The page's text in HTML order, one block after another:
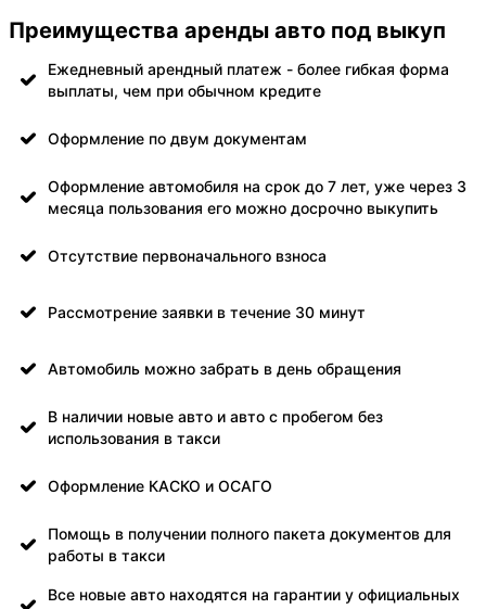
Преимущества аренды авто под выкуп
Ежедневный арендный платеж - более гибкая форма
выплаты, чем при обычном кредите
Оформление по двум документам
Оформление автомобиля на срок до 7 лет, уже через 3
месяца пользования его можно досрочно выкупить
Отсутствие первоначального взноса
Рассмотрение заявки в течение 30 минут
Автомобиль можно забрать в день обращения
В наличии новые авто и авто с пробегом без
использования в такси
Оформление КАСКО и ОСАГО
Помощь в получении полного пакета документов для
работы в такси
Все новые авто находятся на гарантии у официальных